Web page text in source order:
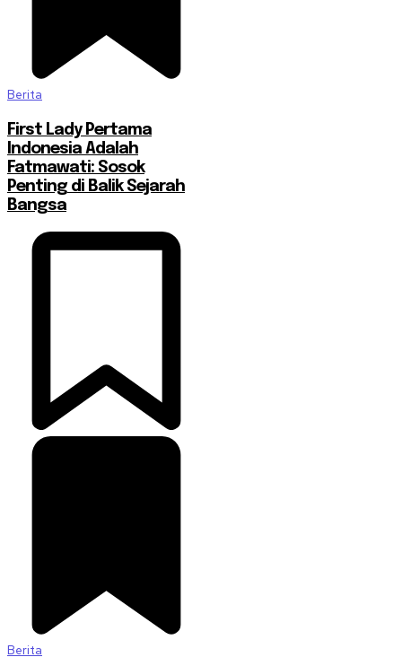
Berita
First Lady Pertama
Indonesia Adalah
Fatmawati: Sosok
Penting di Balik Sejarah
Bangsa
Berita